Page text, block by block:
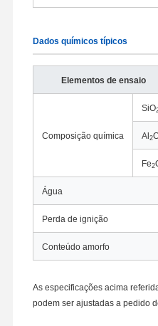
Dados químicos típicos
Elementos de ensaio
Composição química
SiO
Al2
Fe2
Água
Perda de ignição
Conteúdo amorfo
As especificações acima
podem ser ajustadas a pedido